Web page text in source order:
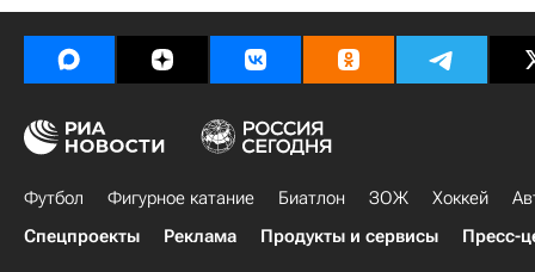
Футбол Фигурное катание Биатлон ЗОЖ Хоккей
Спецпроекты
Реклама Продукты и сервисы Пресс-